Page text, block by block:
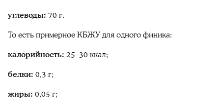
углеводы: 70 г.
То есть примерное КБЖУ для одногофиника:
калорийность: 25–30 ккал;
белки: 0,3 г;
жиры: 0,05 г;